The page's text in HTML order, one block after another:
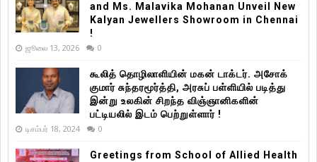
and Ms. Malavika Mohanan Unveil New
Kalyan Jewellers Showroom in Chennai
!
ஜூலை 13, 2026 0
கூலித் தொழிலாளியின் மகன் டாக்டர். அசோக்
குமார் சுந்தரமூர்த்தி, அரசுப் பள்ளியில் படித்து
இன்று உலகின் சிறந்த விஞ்ஞானிகளின்
பட்டியலில் இடம் பெற்றுள்ளார் !
டிசம்பர் 18, 2024 0
Greetings from School of Allied Health